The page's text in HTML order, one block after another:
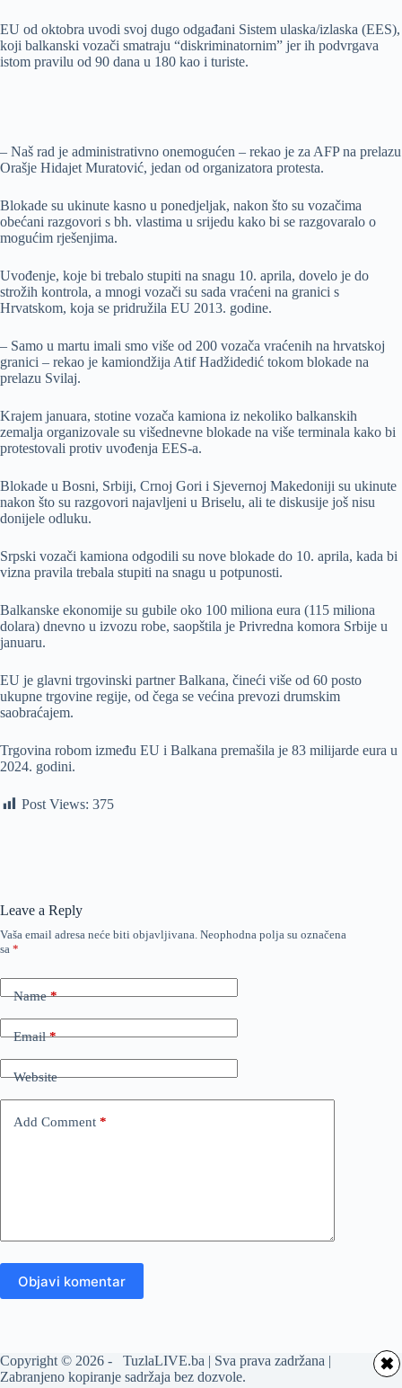
EU od oktobra uvodi svoj dugo odgađani Sistem ulaska/izlaska (EES),
koji balkanski vozači smatraju “diskriminatornim” jer ih podvrgava
istom pravilu od 90 dana u 180 kao i turiste.
– Naš rad je administrativno onemogućen – rekao je za AFP na prelazu
Orašje Hidajet Muratović, jedan od organizatora protesta.
Blokade su ukinute kasno u ponedjeljak, nakon što su vozačima
obećani razgovori s bh. vlastima u srijedu kako bi se razgovaralo o
mogućim rješenjima.
Uvođenje, koje bi trebalo stupiti na snagu 10. aprila, dovelo je do
strožih kontrola, a mnogi vozači su sada vraćeni na granici s
Hrvatskom, koja se pridružila EU 2013. godine.
– Samo u martu imali smo više od 200 vozača vraćenih na hrvatskoj
granici – rekao je kamiondžija Atif Hadžidedić tokom blokade na
prelazu Svilaj.
Krajem januara, stotine vozača kamiona iz nekoliko balkanskih
zemalja organizovale su višednevne blokade na više terminala kako bi
protestovali protiv uvođenja EES-a.
Blokade u Bosni, Srbiji, Crnoj Gori i Sjevernoj Makedoniji su ukinute
nakon što su razgovori najavljeni u Briselu, ali te diskusije još nisu
donijele odluku.
Srpski vozači kamiona odgodili su nove blokade do 10. aprila, kada bi
vizna pravila trebala stupiti na snagu u potpunosti.
Balkanske ekonomije su gubile oko 100 miliona eura (115 miliona
dolara) dnevno u izvozu robe, saopštila je Privredna komora Srbije u
januaru.
EU je glavni trgovinski partner Balkana, čineći više od 60 posto
ukupne trgovine regije, od čega se većina prevozi drumskim
saobraćajem.
Trgovina robom između EU i Balkana premašila je 83 milijarde eura u
2024. godini.
Post Views: 375
Leave a Reply
Vaša email adresa neće biti objavljivana. Neophodna polja su označena
sa *
Name*
Email*
Website
Add Comment *
Objavi komentar
Copyright © 2026 - TuzlaLIVE.ba | Sva prava zadržana |
Zabranjeno kopiranje sadržaja bez dozvole.
✖